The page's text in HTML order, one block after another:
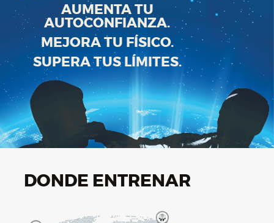
AUMENTA TU
AUTOCONFIANZA.
MEJORA TU FÍSICO.
SUPERA TUS LÍMITES.
DONDE ENTRENAR